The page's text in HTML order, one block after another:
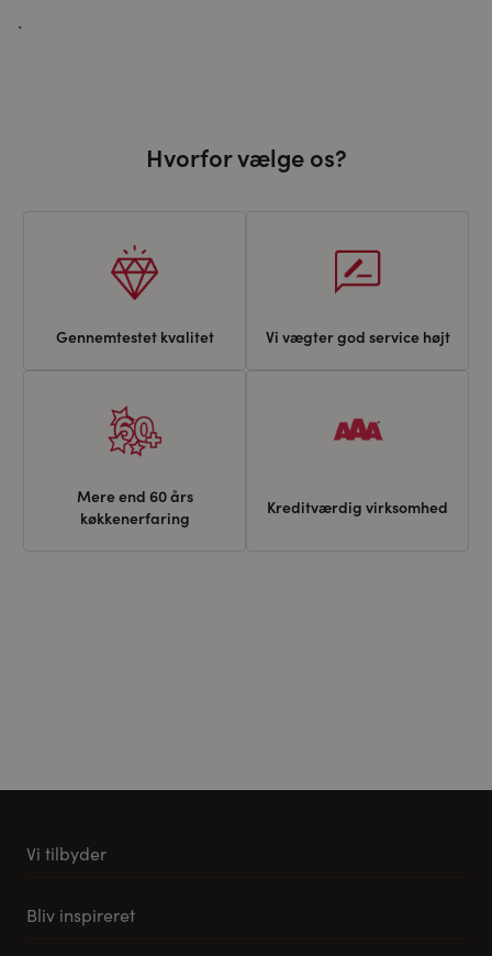
`
Hvorfor vælge os?
Gennemtestet kvalitet Vi vægter god service højt
Mere end 60 års
køkkenerfaring
Kreditværdig virksomhed
Vi tilbyder
Køkkener
Bliv inspireret